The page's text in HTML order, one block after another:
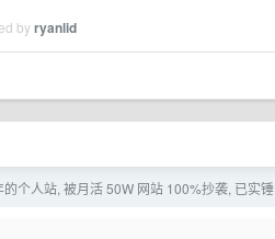
byryanlid
的个人站, 被月活 50W 网站 100%抄袭, 已实锤